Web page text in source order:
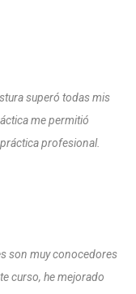
superó todas mis
me permitió
profesional.
son muy conocedores
curso, he mejorado